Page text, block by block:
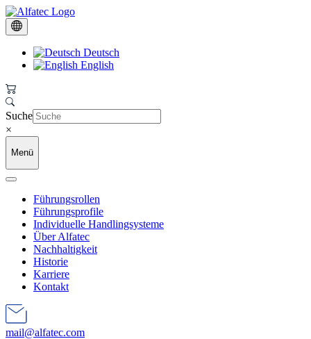
Deutsch
English
Suche
×
Menü
Führungsrollen
Führungsprofile
Individuelle Handlingsysteme
Über Alfatec
Nachhaltigkeit
Historie
Karriere
Kontakt
mail@alfatec.com